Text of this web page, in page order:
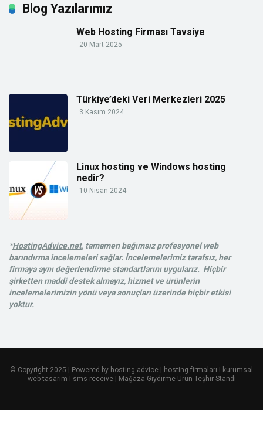
Blog Yazılarımız
Web Hosting Firması Tavsiye
20 Mart 2025
Türkiye’deki Veri Merkezleri 2025
3 Kasım 2024
Linux hosting ve Windows hosting
nedir?
10 Nisan 2024
*HostingAdvice.net, tamamen bağımsız profesyonel web
barındırma incelemeleri sağlar. İncelemelerimiz tarafsız, her
firmaya aynı değerlendirme standartlarını uygularız. Hiçbir
şirketten maddi destek almayız, hizmet ve ürünlerin
incelemelerimizin yönü veya sonuçları üzerinde hiçbir etkisi
yoktur.
© Copyright 2025 | Powered by hosting advice hosting firmaları
kurumsal
web tasarım
sms receive| Mağaza Giydirme Ürün Teşhir Standı